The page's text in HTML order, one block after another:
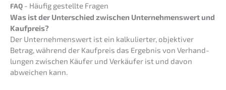
FAQ - Häufig gestell­te Fragen
Was ist der Unter­schied zwischen Unter­neh­mens­wert und
Kaufpreis?
Der Unter­neh­mens­wert ist ein kalku­lier­ter, objek­ti­ver
Betrag, während der Kaufpreis das Ergeb­nis von Verhand­
lun­gen zwischen Käufer und Verkäu­fer ist und davon
abwei­chen kann.